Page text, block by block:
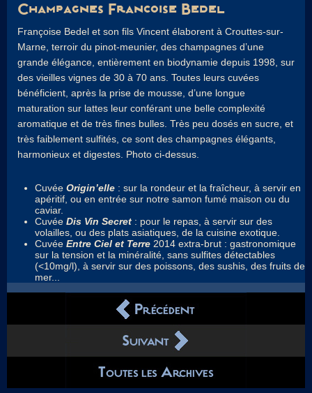
Champagnes Francoise Bedel
Françoise Bedel et son fils Vincent élaborent à Crouttes-sur-
Marne, terroir du pinot-meunier, des champagnes d’une
grande élégance, entièrement en biodynamie depuis 1998, sur
des vieilles vignes de 30 à 70 ans. Toutes leurs cuvées
bénéficient, après la prise de mousse, d’une longue
maturation sur lattes leur conférant une belle complexité
aromatique et de très fines bulles. Très peu dosés en sucre, et
très faiblement sulfités, ce sont des champagnes élégants,
harmonieux et digestes. Photo ci-dessus.
Cuvée Origin’elle : sur la rondeur et la fraîcheur, à servir en
apéritif, ou en entrée sur notre samon fumé maison ou du
caviar.
Cuvée Dis Vin Secret : pour le repas, à servir sur des
volailles, ou des plats asiatiques, de la cuisine exotique.
Cuvée Entre Ciel et Terre 2014 extra-brut : gastronomique
sur la tension et la minéralité, sans sulfites détectables
(<10mg/l), à servir sur des poissons, des sushis, des fruits de
mer...